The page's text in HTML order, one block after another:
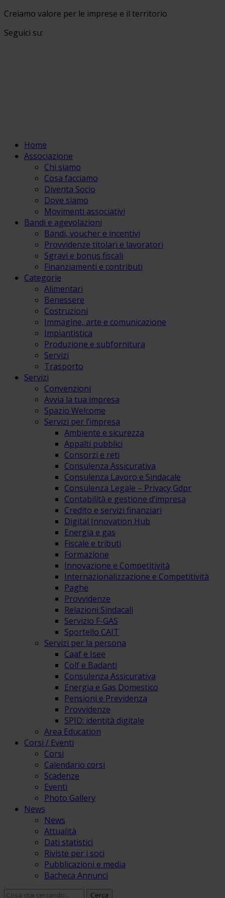
Creiamo valore per le imprese e il territorio
Seguici su:
Home
Associazione
Chi siamo
Cosa facciamo
Diventa Socio
Dove siamo
Movimenti associativi
Bandi e agevolazioni
Bandi, voucher e incentivi
Provvidenze titolari e lavoratori
Sgravi e bonus fiscali
Finanziamenti e contributi
Categorie
Alimentari
Benessere
Costruzioni
Immagine, arte e comunicazione
Impiantistica
Produzione e subfornitura
Servizi
Trasporto
Servizi
Convenzioni
Avvia la tua impresa
Spazio Welcome
Servizi per l’impresa
Ambiente e sicurezza
Appalti pubblici
Consorzi e reti
Consulenza Assicurativa
Consulenza Lavoro e Sindacale
Consulenza Legale – Privacy Gdpr
Contabilità e gestione d’impresa
Credito e servizi finanziari
Digital Innovation Hub
Energia e gas
Fiscale e tributi
Formazione
Innovazione e Competitività
Internazionalizzazione e Competitività
Paghe
Provvidenze
Relazioni Sindacali
Servizio F-GAS
Sportello CAIT
Servizi per la persona
Caaf e Isee
Colf e Badanti
Consulenza Assicurativa
Energia e Gas Domestico
Pensioni e Previdenza
Provvidenze
SPID: identità digitale
Area Education
Corsi / Eventi
Corsi
Calendario corsi
Scadenze
Eventi
Photo Gallery
News
News
Attualità
Dati statistici
Riviste per i soci
Pubblicazioni e media
Bacheca Annunci